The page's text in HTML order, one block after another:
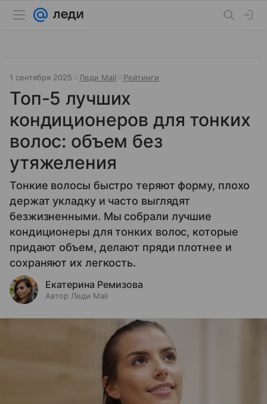
1 сентября 2025 Леди Mail Рейтинги
Топ-5 лучших
кондиционеров для тонких
волос: объем без
утяжеления
Тонкие волосы быстро теряют форму, плохо
держат укладку и часто выглядят
безжизненными. Мы собрали лучшие
кондиционеры для тонких волос, которые
придают объем, делают пряди плотнее и
сохраняют их легкость.
Екатерина Ремизова
Автор Леди Mail